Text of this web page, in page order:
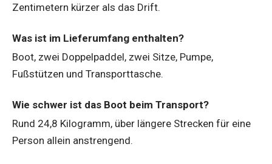
Zentimetern kürzer als das Drift.
Was ist im Lieferumfang enthalten?
Boot, zwei Doppelpaddel, zwei Sitze, Pumpe,
Fußstützen und Transporttasche.
Wie schwer ist das Boot beim Transport?
Rund 24,8 Kilogramm, über längere Strecken für eine
Person allein anstrengend.